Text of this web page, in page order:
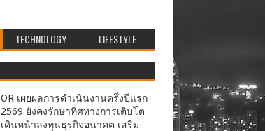
TECHNOLOGY LIFESTYLE
OR เผยผลการดำเนินงานครึ่งปีแรก
2569 ยังคงรักษาทิศทางการเติบโต
เดินหน้าลงทุนธุรกิจอนาคต เสริม